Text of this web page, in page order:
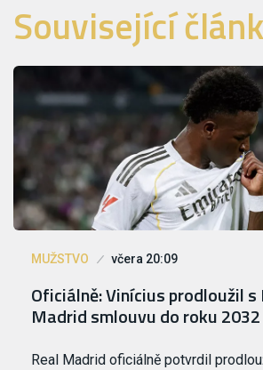
Související
MUŽSTVO včera 20:09
Oficiálně: Vinícius prodloužil s
Madrid smlouvu do roku 2032
Real Madrid oficiálně potvrdil